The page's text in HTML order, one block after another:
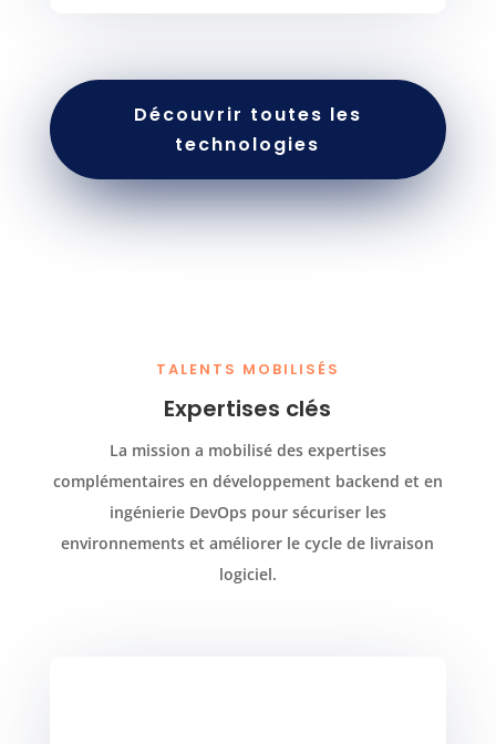
Découvrir toutes les
technologies
TALENTS MOBILISÉS
Expertises clés
La mission a mobilisé des expertises
complémentaires en développement backend et en
ingénierie DevOps pour sécuriser les
environnements et améliorer le cycle de livraison
logiciel.